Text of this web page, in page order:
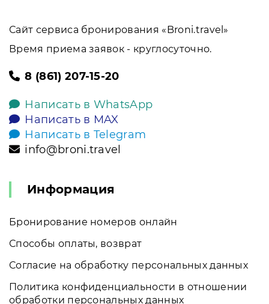
Сайт сервиса бронирования «Broni.travel»
Время приема заявок - круглосуточно.
8 (861) 207-15-20
Написать в WhatsApp
Написать в MAX
Написать в Telegram
info@broni.travel
Информация
Бронирование номеров онлайн
Способы оплаты, возврат
Согласие на обработку персональных данных
Политика конфиденциальности в отношении
обработки персональных данных